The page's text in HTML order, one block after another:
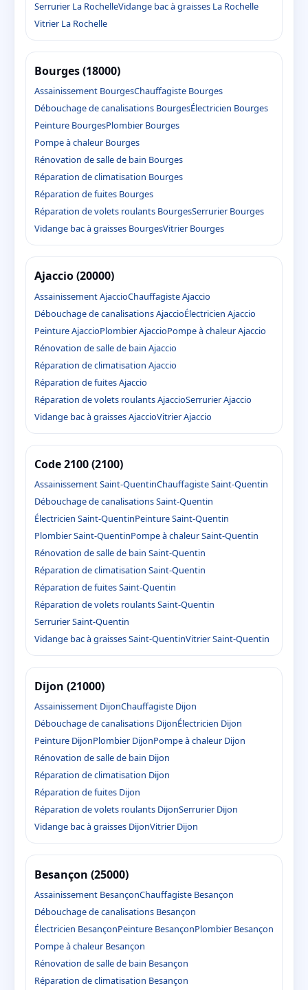
Serrurier La RochelleVidange bac à graisses La Rochelle
Vitrier La Rochelle
Bourges (18000)
Assainissement BourgesChauffagiste Bourges
Débouchage de canalisations BourgesÉlectricien Bourges
Peinture BourgesPlombier Bourges
Pompe à chaleur Bourges
Rénovation de salle de bain Bourges
Réparation de climatisation Bourges
Réparation de fuites Bourges
Réparation de volets roulants BourgesSerrurier Bourges
Vidange bac à graisses BourgesVitrier Bourges
Ajaccio (20000)
Assainissement AjaccioChauffagiste Ajaccio
Débouchage de canalisations AjaccioÉlectricien Ajaccio
Peinture AjaccioPlombier AjaccioPompe à chaleur Ajaccio
Rénovation de salle de bain Ajaccio
Réparation de climatisation Ajaccio
Réparation de fuites Ajaccio
Réparation de volets roulants AjaccioSerrurier Ajaccio
Vidange bac à graisses AjaccioVitrier Ajaccio
Code 2100 (2100)
Assainissement Saint-QuentinChauffagiste Saint-Quentin
Débouchage de canalisations Saint-Quentin
Électricien Saint-QuentinPeinture Saint-Quentin
Plombier Saint-QuentinPompe à chaleur Saint-Quentin
Rénovation de salle de bain Saint-Quentin
Réparation de climatisation Saint-Quentin
Réparation de fuites Saint-Quentin
Réparation de volets roulants Saint-Quentin
Serrurier Saint-Quentin
Vidange bac à graisses Saint-QuentinVitrier Saint-Quentin
Dijon (21000)
Assainissement DijonChauffagiste Dijon
Débouchage de canalisations DijonÉlectricien Dijon
Peinture DijonPlombier DijonPompe à chaleur Dijon
Rénovation de salle de bain Dijon
Réparation de climatisation Dijon
Réparation de fuites Dijon
Réparation de volets roulants DijonSerrurier Dijon
Vidange bac à graisses DijonVitrier Dijon
Besançon (25000)
Assainissement BesançonChauffagiste Besançon
Débouchage de canalisations Besançon
Électricien BesançonPeinture BesançonPlombier Besançon
Pompe à chaleur Besançon
Rénovation de salle de bain Besançon
Réparation de climatisation Besançon